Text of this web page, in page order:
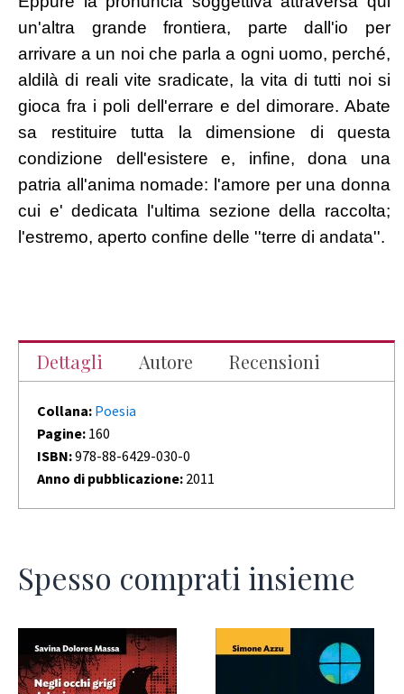
un'altra grande frontiera, parte dall'io per
arrivare a un noi che parla a ogni uomo, perché,
aldilà di reali vite sradicate, la vita di tutti noi si
gioca fra i poli dell'errare e del dimorare. Abate
sa restituire tutta la dimensione di questa
condizione dell'esistere e, infine, dona una
patria all'anima nomade: l'amore per una donna
cui e' dedicata l'ultima sezione della raccolta;
l'estremo, aperto confine delle ''terre di andata''.
Dettagli Autore Recensioni
Collana: Poesia
Pagine: 160
ISBN:978-88-6429-030-0
Anno di pubblicazione: 2011
Spesso comprati insieme